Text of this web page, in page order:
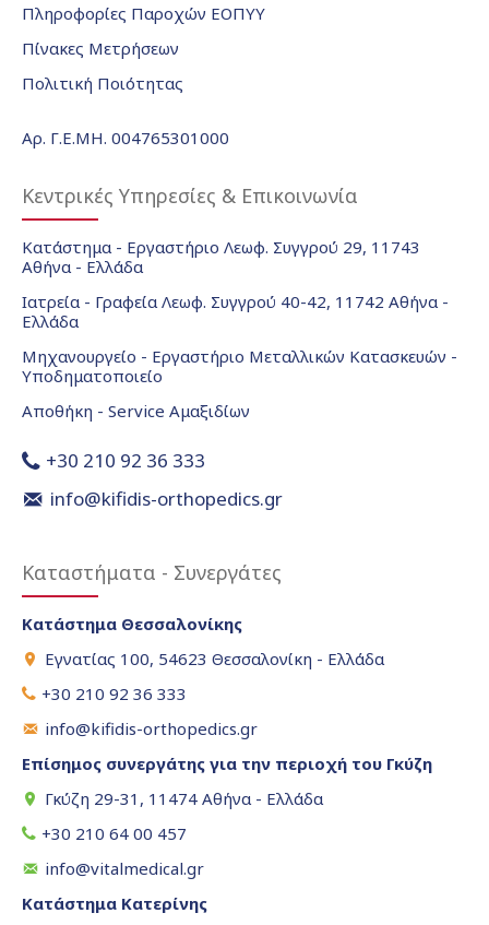
Πληροφορίες Παροχών ΕΟΠΥΥ
Πίνακες Μετρήσεων
Πολιτική Ποιότητας
Αρ. Γ.Ε.ΜΗ. 004765301000
Κεντρικές Υπηρεσίες & Επικοινωνία
Κατάστημα - Εργαστήριο Λεωφ. Συγγρού 29, 11743
Αθήνα - Ελλάδα
Ιατρεία - Γραφεία Λεωφ. Συγγρού 40-42, 11742 Αθήνα -
Ελλάδα
Μηχανουργείο - Εργαστήριο Μεταλλικών Κατασκευών -
Υποδηματοποιείο
Αποθήκη - Service Αμαξιδίων
+30 210 92 36 333
info@kifidis-orthopedics.gr
Καταστήματα - Συνεργάτες
Κατάστημα Θεσσαλονίκης
Εγνατίας 100, 54623 Θεσσαλονίκη - Ελλάδα
+30 210 92 36 333
info@kifidis-orthopedics.gr
Επίσημος συνεργάτης για την περιοχή του Γκύζη
Γκύζη 29-31, 11474 Αθήνα - Ελλάδα
+30 210 64 00 457
info@vitalmedical.gr
Κατάστημα Κατερίνης